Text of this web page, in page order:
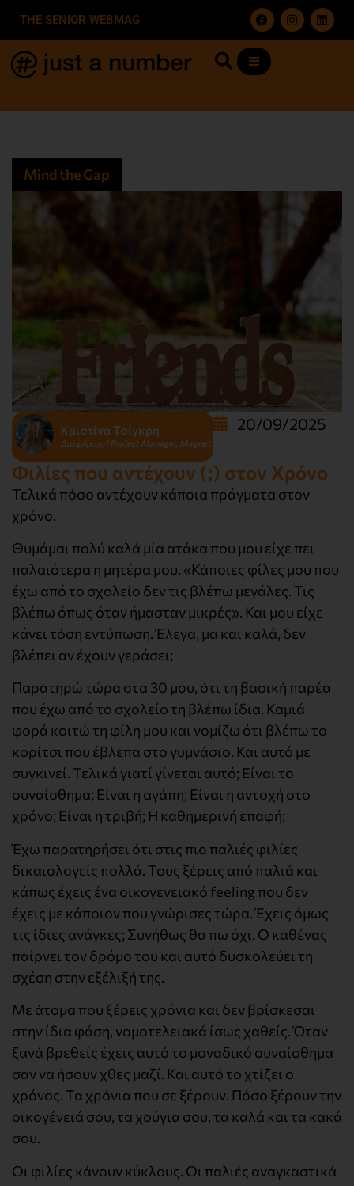
THE SENIOR WEBMAG
Mind the Gap
Χριστίνα Τσίγκρη
Διαφήμιση | Project Manager, Magnet
20/09/2025
Φιλίες που αντέχουν (;) στον Χρόνο
Τελικά πόσο αντέχουν κάποια πράγματα στον
χρόνο.
Θυμάμαι πολύ καλά μία ατάκα που μου είχε πει
παλαιότερα η μητέρα μου. «Κάποιες φίλες μου που
έχω από το σχολείο δεν τις βλέπω μεγάλες. Τις
βλέπω όπως όταν ήμασταν μικρές». Και μου είχε
κάνει τόση εντύπωση. Έλεγα, μα και καλά, δεν
βλέπει αν έχουν γεράσει;
Παρατηρώ τώρα στα 30 μου, ότι τη βασική παρέα
που έχω από το σχολείο τη βλέπω ίδια. Καμιά
φορά κοιτώ τη φίλη μου και νομίζω ότι βλέπω το
κορίτσι που έβλεπα στο γυμνάσιο. Και αυτό με
συγκινεί. Τελικά γιατί γίνεται αυτό; Είναι το
συναίσθημα; Είναι η αγάπη; Είναι η αντοχή στο
χρόνο; Είναι η τριβή; Η καθημερινή επαφή;
Έχω παρατηρήσει ότι στις πιο παλιές φιλίες
δικαιολογείς πολλά. Τους ξέρεις από παλιά και
κάπως έχεις ένα οικογενειακό feeling που δεν
έχεις με κάποιον που γνώρισες τώρα. Έχεις όμως
τις ίδιες ανάγκες; Συνήθως θα πω όχι. Ο καθένας
παίρνει τον δρόμο του και αυτό δυσκολεύει τη
σχέση στην εξέλιξή της.
Με άτομα που ξέρεις χρόνια και δεν βρίσκεσαι
στην ίδια φάση, νομοτελειακά ίσως χαθείς. Όταν
ξανά βρεθείς έχεις αυτό το μοναδικό συναίσθημα
σαν να ήσουν χθες μαζί. Και αυτό το χτίζει ο
χρόνος. Τα χρόνια που σε ξέρουν. Πόσο ξέρουν την
οικογένειά σου, τα χούγια σου, τα καλά και τα κακά
σου.
Οι φιλίες κάνουν κύκλους. Οι παλιές αναγκαστικά